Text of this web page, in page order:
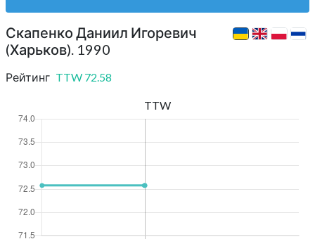
Скапенко Даниил Игоревич
(Харьков). 1990
Рейтинг TTW 72.58
TTW